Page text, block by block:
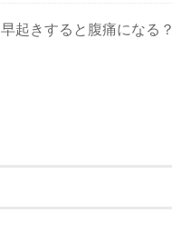
早起きすると腹痛になる？